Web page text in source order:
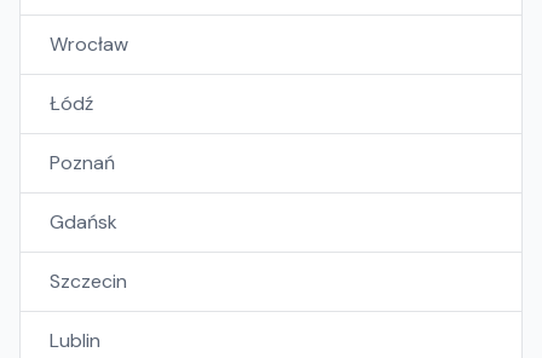
Wrocław
Łódź
Poznań
Gdańsk
Szczecin
Lublin